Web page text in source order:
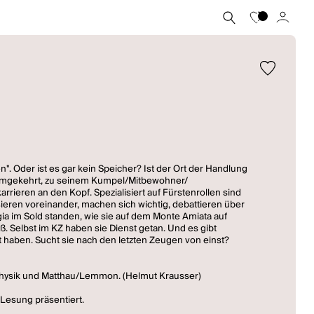
Oder ist es gar kein Speicher? Ist der Ort der Handlung
zu seinem Kumpel/Mitbewohner/
an den Kopf. Spezialisiert auf Fürstenrollen sind
voreinander, machen sich wichtig, debattieren über
im Sold standen, wie sie auf dem Monte Amiata auf
Selbst im KZ haben sie Dienst getan. Und es gibt
Sucht sie nach den letzten Zeugen von einst?
und Matthau/Lemmon. (Helmut Krausser)
präsentiert.